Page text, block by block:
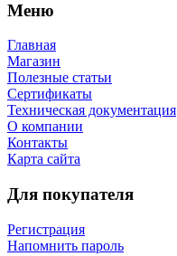
Меню
Главная
Магазин
Полезные статьи
Сертификаты
Техническая документация
О компании
Контакты
Карта сайта
Для покупателя
Регистрация
Напомнить пароль